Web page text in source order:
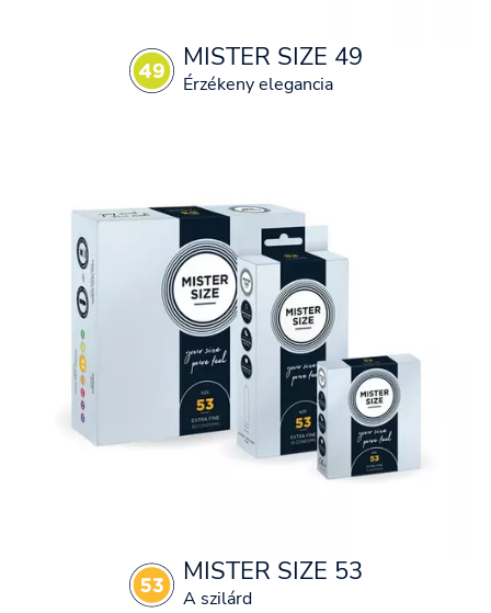
MISTER SIZE 49
Érzékeny elegancia
MISTER SIZE 53
A szilárd